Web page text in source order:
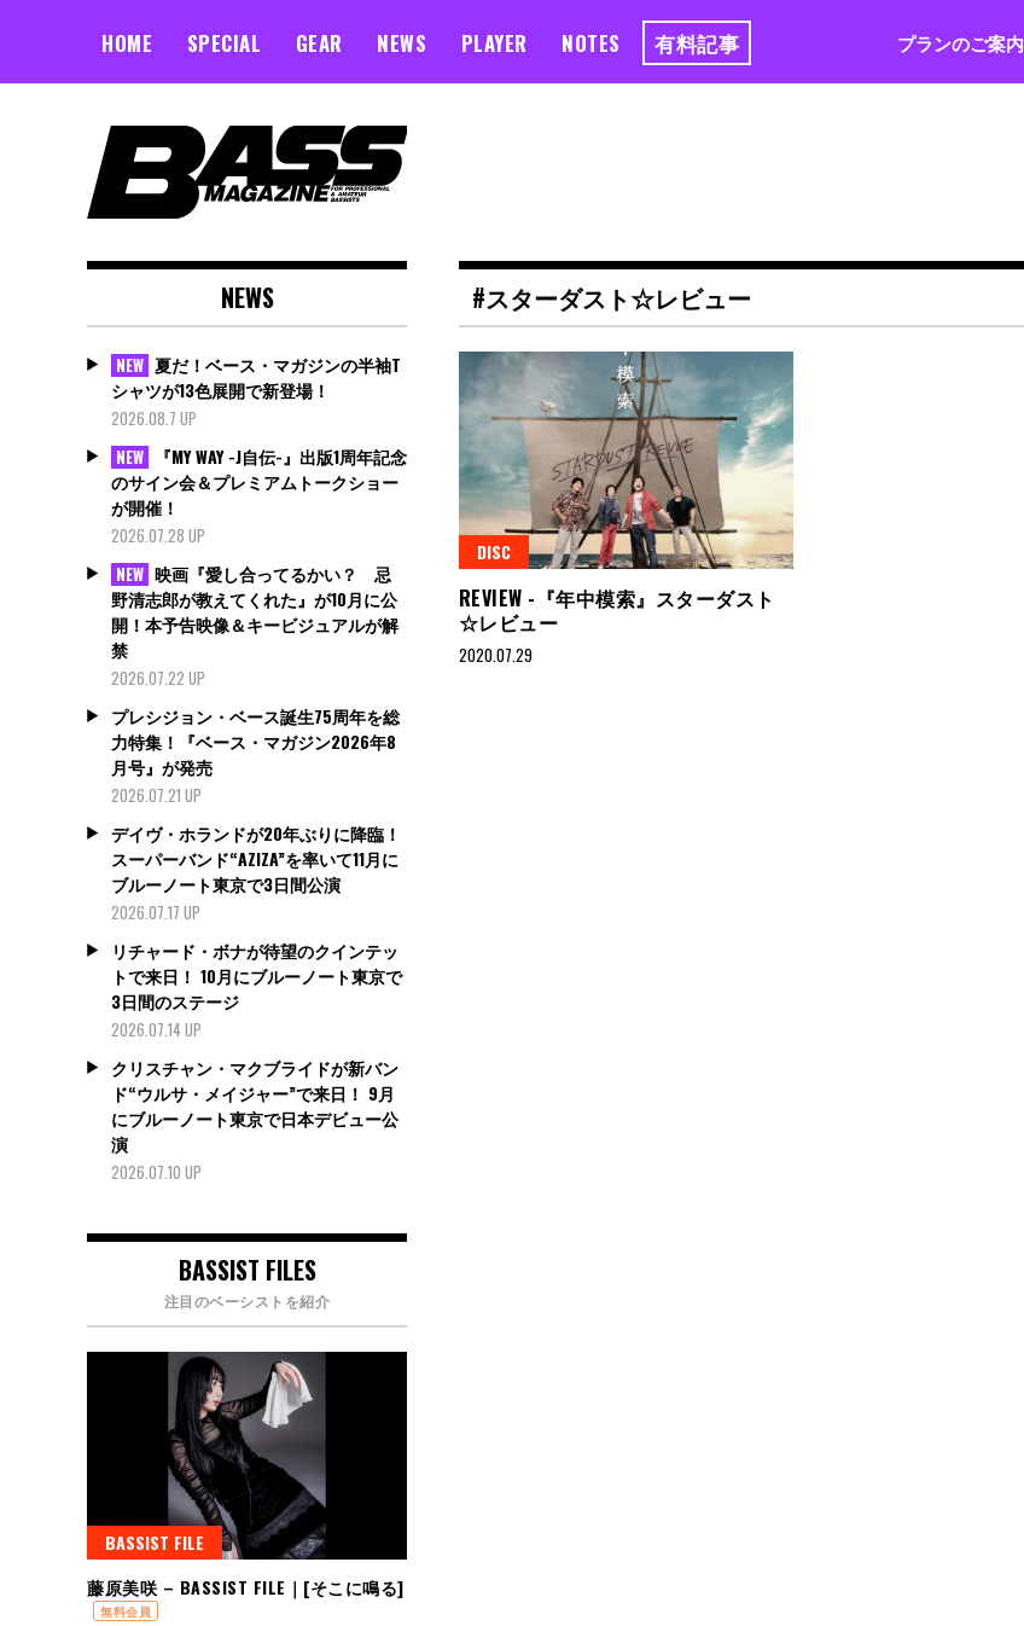
HOME SPECIAL GEAR NEWS PLAYER NOTES 有料記事 プランのご案内
#スターダスト☆レビュー
DISC
REVIEW -『年中模索』スターダスト
☆レビュー
2020.07.29
NEWS
NEW 夏だ！ベース・マガジンの半袖T
シャツが13色展開で新登場！
2026.08.7 UP
NEW
『MY WAY -J自伝-』出版1周年記念
のサイン会＆プレミアムトークショー
が開催！
2026.07.28 UP
NEW 映画『愛し合ってるかい？ 忌
野清志郎が教えてくれた』が10月に公
開！本予告映像＆キービジュアルが解
禁
2026.07.22 UP
プレシジョン・ベース誕生75周年を総
力特集！『ベース・マガジン2026年8
月号』が発売
2026.07.21 UP
デイヴ・ホランドが20年ぶりに降臨！
スーパーバンド“AZIZA”を率いて11月に
ブルーノート東京で3日間公演
2026.07.17 UP
リチャード・ボナが待望のクインテッ
トで来日！ 10月にブルーノート東京で
3日間のステージ
2026.07.14 UP
クリスチャン・マクブライドが新バン
ド“ウルサ・メイジャー”で来日！ 9月
にブルーノート東京で日本デビュー公
演
2026.07.10 UP
BASSIST FILES
注目のベーシストを紹介
BASSIST FILE
藤原美咲 – BASSIST FILE｜[そこに鳴る]
無料会員